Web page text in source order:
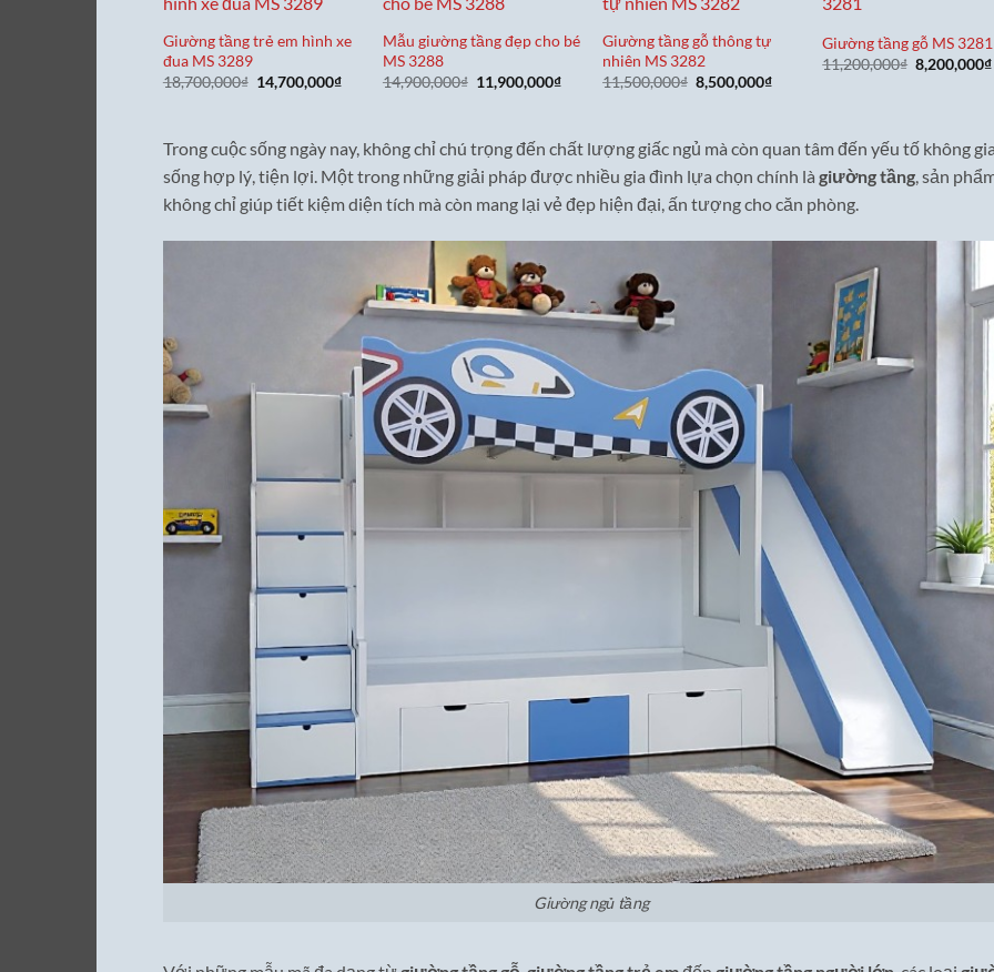
Giường tầng trẻ em hình xe
đua MS 3289
18,700,000₫ Giá
gốc
14,700,000₫Giá
14,700,000₫.
Mẫu giường tầng đẹp cho bé
MS 3288
14,900,000₫ Giá
gốc
11,900,000₫Giá
11,900,000₫.
Giường tầng gỗ thông tự
nhiên MS 3282
11,500,000₫ Giá
gốc
8,500,000₫Giá
8,500,000₫.
Giường tầng gỗ MS 3281
11,200,000₫ Giá
gốc
8,200,000₫
Trong cuộc sống ngày nay, không chỉ chú trọng đến chất lượng giấc ngủ mà còn quan tâm đến yếu tố không
sống hợp lý, tiện lợi. Một trong những giải pháp được nhiều gia đình lựa chọn chính là giường tầng, sản
không chỉ giúp tiết kiệm diện tích mà còn mang lại vẻ đẹp hiện đại, ấn tượng cho căn phòng.
Giường ngủ tầng